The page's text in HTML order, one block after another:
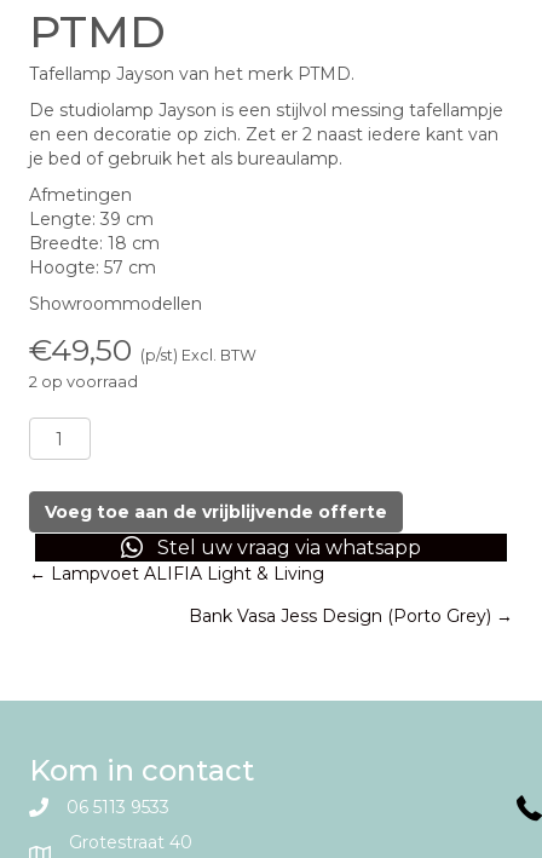
PTMD
Tafellamp Jayson van het merk PTMD.
De studiolamp Jayson is een stijlvol messing tafellampje
en een decoratie op zich. Zet er 2 naast iedere kant van
je bed of gebruik het als bureaulamp.
Afmetingen
Lengte: 39 cm
Breedte: 18 cm
Hoogte: 57 cm
Showroommodellen
€49,50 (p/st) Excl. BTW
2 op voorraad
Tafellamp
Jayson
aantal
Voeg toe aan de vrijblijvende offerte
Stel uw vraag via whatsapp
Posts
navigation
← Lampvoet ALIFIA Light & Living
Bank Vasa Jess Design (Porto Grey) →
Kom in contact
06 5113 9533
Grotestraat 40